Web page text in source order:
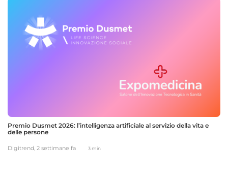
Premio Dusmet 2026: l’intelligenza artificiale al servizio della vita e
delle persone
Digitrend, 2 settimane fa 3 min